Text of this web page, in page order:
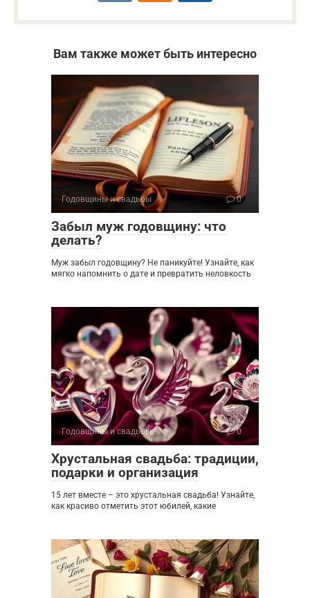
Вам также может быть интересно
Годовщины и свадьбы 0
Забыл муж годовщину: что
делать?
Муж забыл годовщину? Не паникуйте! Узнайте, как
мягко напомнить о дате и превратить неловкость
Годовщины и свадьбы 0
Хрустальная свадьба: традиции,
подарки и организация
15 лет вместе – это хрустальная свадьба! Узнайте,
как красиво отметить этот юбилей, какие